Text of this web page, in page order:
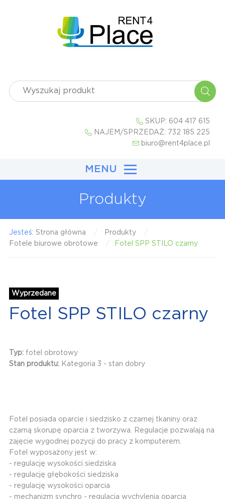
SKUP: 604 417 615
NAJEM/SPRZEDAŻ: 732 185 225
biuro@rent4place.pl
MENU
Produkty
Jesteś: Strona główna
Produkty
Fotele biurowe obrotowe
Fotel SPP STILO czarny
Wyprzedane
Fotel SPP STILO czarny
Typ: fotel obrotowy
Stan produktu: Kategoria 3 - stan dobry
Fotel posiada oparcie i siedzisko z czarnej tkaniny oraz
czarną skorupę oparcia z tworzywa. Regulacje pozwalają na
zajęcie wygodnej pozycji do pracy z komputerem.
Fotel wyposażony jest w:
- regulację wysokości siedziska
- regulację głębokości siedziska
- regulację wysokości oparcia
- mechanizm synchro - regulacja wychylenia oparcia